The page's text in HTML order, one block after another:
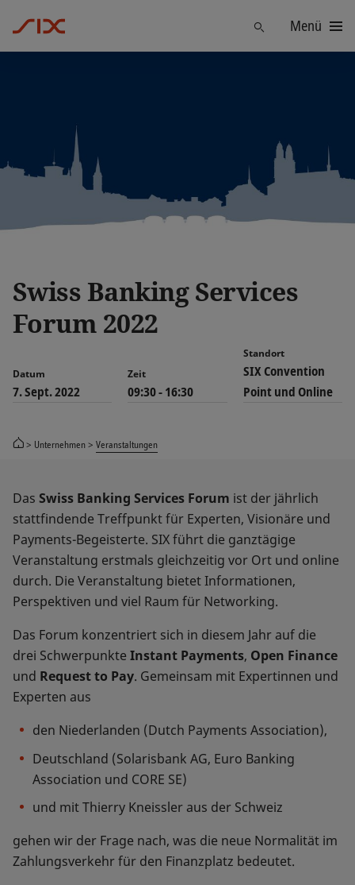
FindenMenü
Swiss Banking Services
Forum 2022
Datum
7. Sept. 2022
Zeit
09:30 - 16:30
Standort
SIX Convention
Point und Online
Unternehmen Veranstaltungen
Das Swiss Banking Services Forum ist der jährlich
stattfindende Treffpunkt für Experten, Visionäre und
Payments-Begeisterte. SIX führt die ganztägige
Veranstaltung erstmals gleichzeitig vor Ort und online
durch. Die Veranstaltung bietet Informationen,
Perspektiven und viel Raum für Networking.
Das Forum konzentriert sich in diesem Jahr auf die
drei Schwerpunkte Instant Payments, Open Finance
und Request to Pay. Gemeinsam mit Expertinnen und
Experten aus
den Niederlanden (Dutch Payments Association),
Deutschland (Solarisbank AG, Euro Banking
Association und CORE SE)
und mit Thierry Kneissler aus der Schweiz
gehen wir der Frage nach, was die neue Normalität im
Zahlungsverkehr für den Finanzplatz bedeutet.